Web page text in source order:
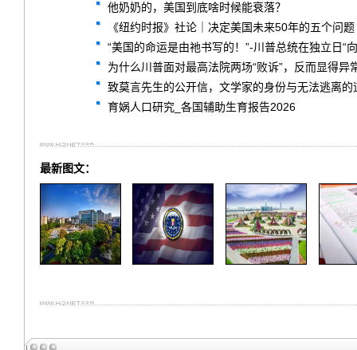
他奶奶的，美国到底啥时候能衰落？
《纽约时报》社论｜决定美国未来50年的五个问题
“美国的命运是由祂书写的！”-川普总统在独立日“
为什么川普面对最高法院两场“败诉”，反而显得异
致莫言先生的公开信，文学家的身份与无法逃离的
育娲人口研究_各国辅助生育报告2026
最新图文：